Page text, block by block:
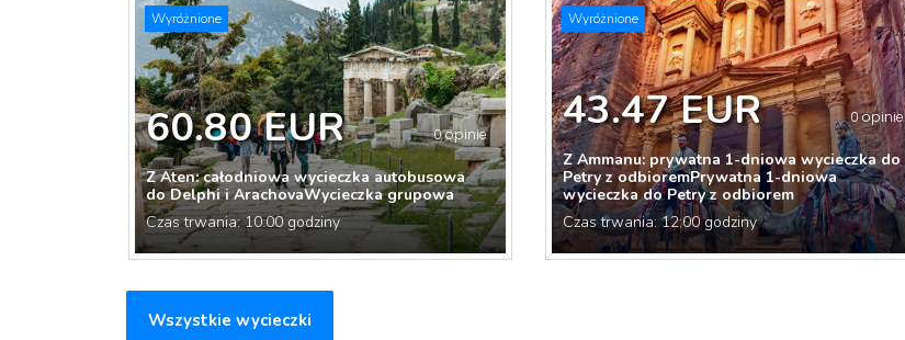
Wyróżnione
60.80 EUR 0 opinie
Z Aten: całodniowa wycieczka autobusowa
do Delphi i ArachovaWycieczka grupowa
Czas trwania: 10:00 godziny
Wyróżnione
43.47 EUR 0 opinie
Z Ammanu: prywatna 1-dniowa wycieczka do
Petry z odbioremPrywatna 1-dniowa
wycieczka do Petry z odbiorem
Czas trwania: 12:00 godziny
Wszystkie wycieczki